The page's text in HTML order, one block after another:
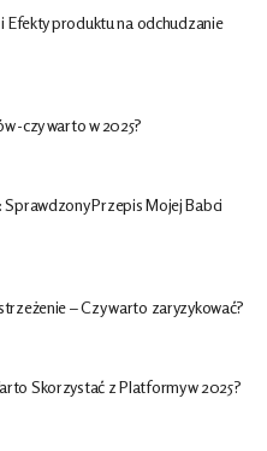
Efekty produktu na odchudzanie
-czy warto w 2025?
Sprawdzony Przepis Mojej Babci
– Czy warto zaryzykować?
Skorzystać z Platformy w 2025?